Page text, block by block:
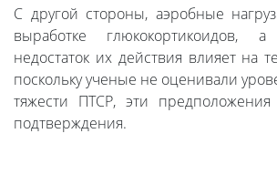
С другой стороны, аэробные
выработке глюкокортикоидов,
недостаток их действия влияет на
поскольку ученые не оценивали
тяжести ПТСР, эти
подтверждения.